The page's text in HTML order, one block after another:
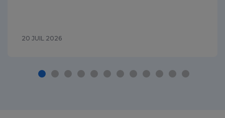
20 JUIL 2026